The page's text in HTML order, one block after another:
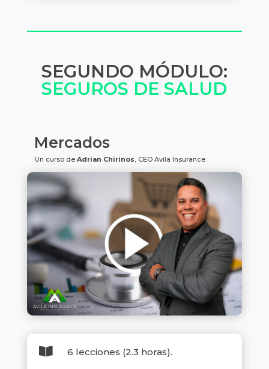
SEGUNDO MÓDULO:
SEGUROS DE SALUD
Mercados
Un curso de Adrian Chirinos, CEO Avila Insurance.
 6 lecciones (2.3 horas).